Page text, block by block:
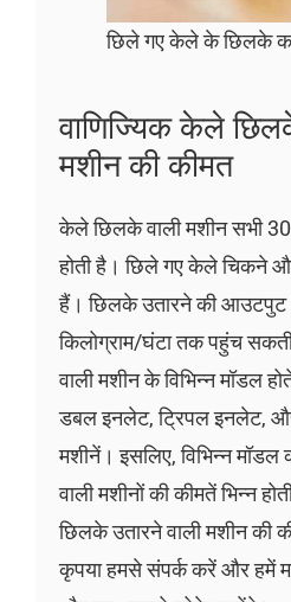
छिले गए केले के छिलके
वाणिज्यिक केले
मशीन की कीमत
केले छिलके वाली मशीन सभी
होती है। छिले गए केले चिकने
हैं। छिलके उतारने की
किलोग्राम/घंटा तक पहुंच
वाली मशीन के विभिन्न मॉडल
डबल इनलेट, ट्रिपल इनलेट,
मशीनें। इसलिए, विभिन्न
वाली मशीनों की कीमतें भिन्न
छिलके उतारने वाली मशीन की
कृपया हमसे संपर्क करें और हमें